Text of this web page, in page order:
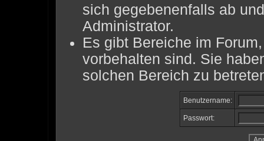
sich gegebenenfalls ab
Administrator.
Es gibt Bereiche im
vorbehalten sind. Sie
solchen Bereich zu
Benutzername:
Passwort: